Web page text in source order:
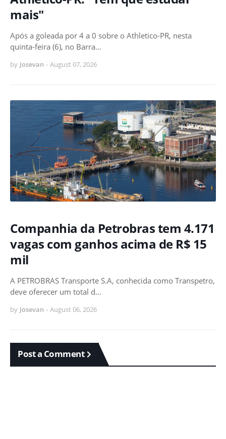
mais"
Após a goleada por 4 a 0 sobre o Athletico-PR, nesta
quinta-feira (6), no Barra…
by Josevan - August 07, 2026
Companhia da Petrobras tem 4.171
vagas com ganhos acima de R$ 15
mil
A PETROBRAS Transporte S.A, conhecida como Transpetro,
deve oferecer um total d…
by Josevan - August 06, 2026
Post a Comment